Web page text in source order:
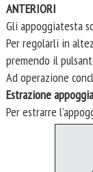
ANTERIORI
Gli appoggiatesta
Per regolarli in
premendo il
Ad operazione
Estrazione
Per estrarre